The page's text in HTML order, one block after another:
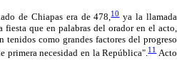
de Chiapas era de 478,10ya la llamada
que en palabras del orador en el acto,
como grandes factores del progreso
primera necesidad en la República".11Acto